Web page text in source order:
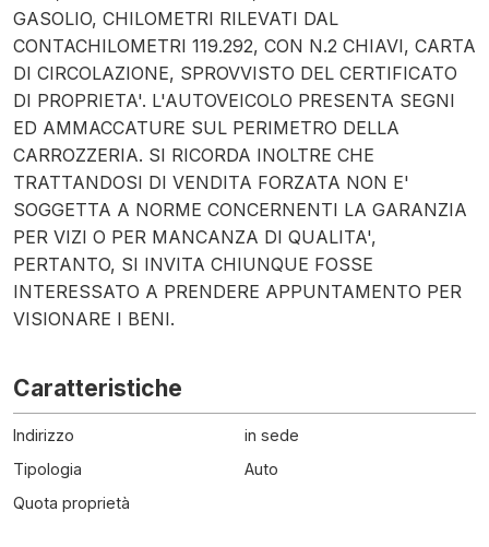
GASOLIO, CHILOMETRI RILEVATI DAL
CONTACHILOMETRI 119.292, CON N.2 CHIAVI, CARTA
DI CIRCOLAZIONE, SPROVVISTO DEL CERTIFICATO
DI PROPRIETA'. L'AUTOVEICOLO PRESENTA SEGNI
ED AMMACCATURE SUL PERIMETRO DELLA
CARROZZERIA. SI RICORDA INOLTRE CHE
TRATTANDOSI DI VENDITA FORZATA NON E'
SOGGETTA A NORME CONCERNENTI LA GARANZIA
PER VIZI O PER MANCANZA DI QUALITA',
PERTANTO, SI INVITA CHIUNQUE FOSSE
INTERESSATO A PRENDERE APPUNTAMENTO PER
VISIONARE I BENI.
Caratteristiche
Indirizzo
in sede
Tipologia
Auto
Quota proprietà